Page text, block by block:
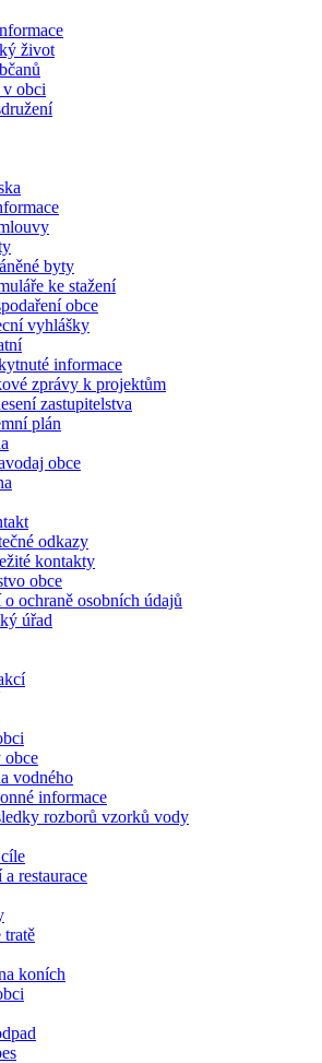
život
obci
byty
ke stažení
obce
vyhlášky
informace
zprávy k projektům
zastupitelstva
plán
obce
odkazy
kontakty
obce
o ochraně osobních údajů
úřad
obce
vodného
informace
rozborů vzorků vody
restaurace
tratě
koních